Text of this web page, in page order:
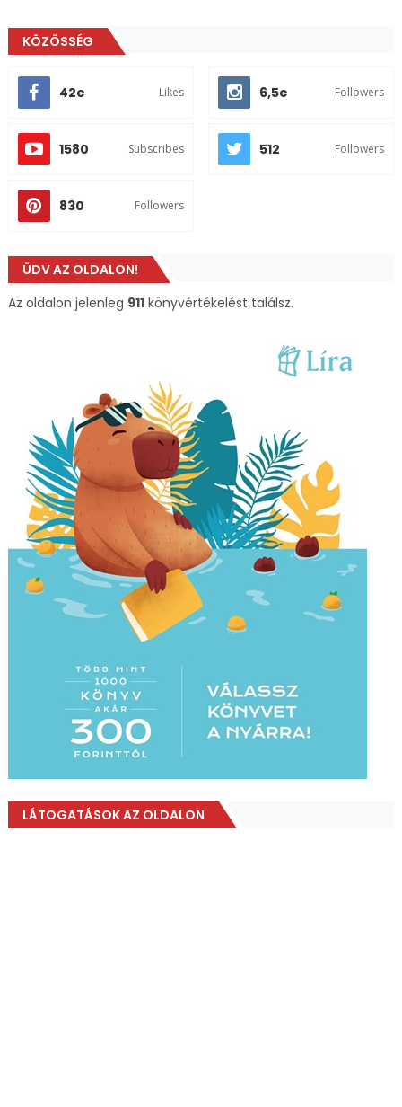
KÖZÖSSÉG
42e Likes 6,5e Followers
1580 Subscribes 512 Followers
830 Followers
ÜDV AZ OLDALON!
Az oldalon jelenleg 911könyvértékelést találsz.
LÁTOGATÁSOK AZ OLDALON